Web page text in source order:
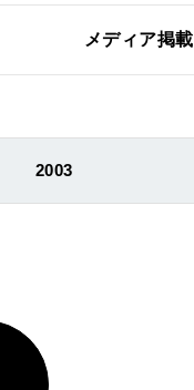
メディア掲載
2003